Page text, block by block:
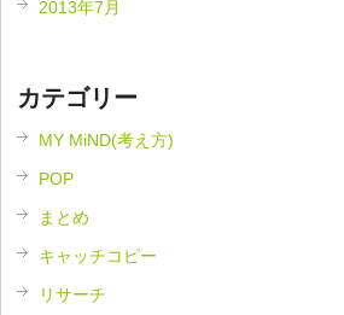
2013年7月
カテゴリー
MY MiND(考え方)
POP
まとめ
キャッチコピー
リサーチ